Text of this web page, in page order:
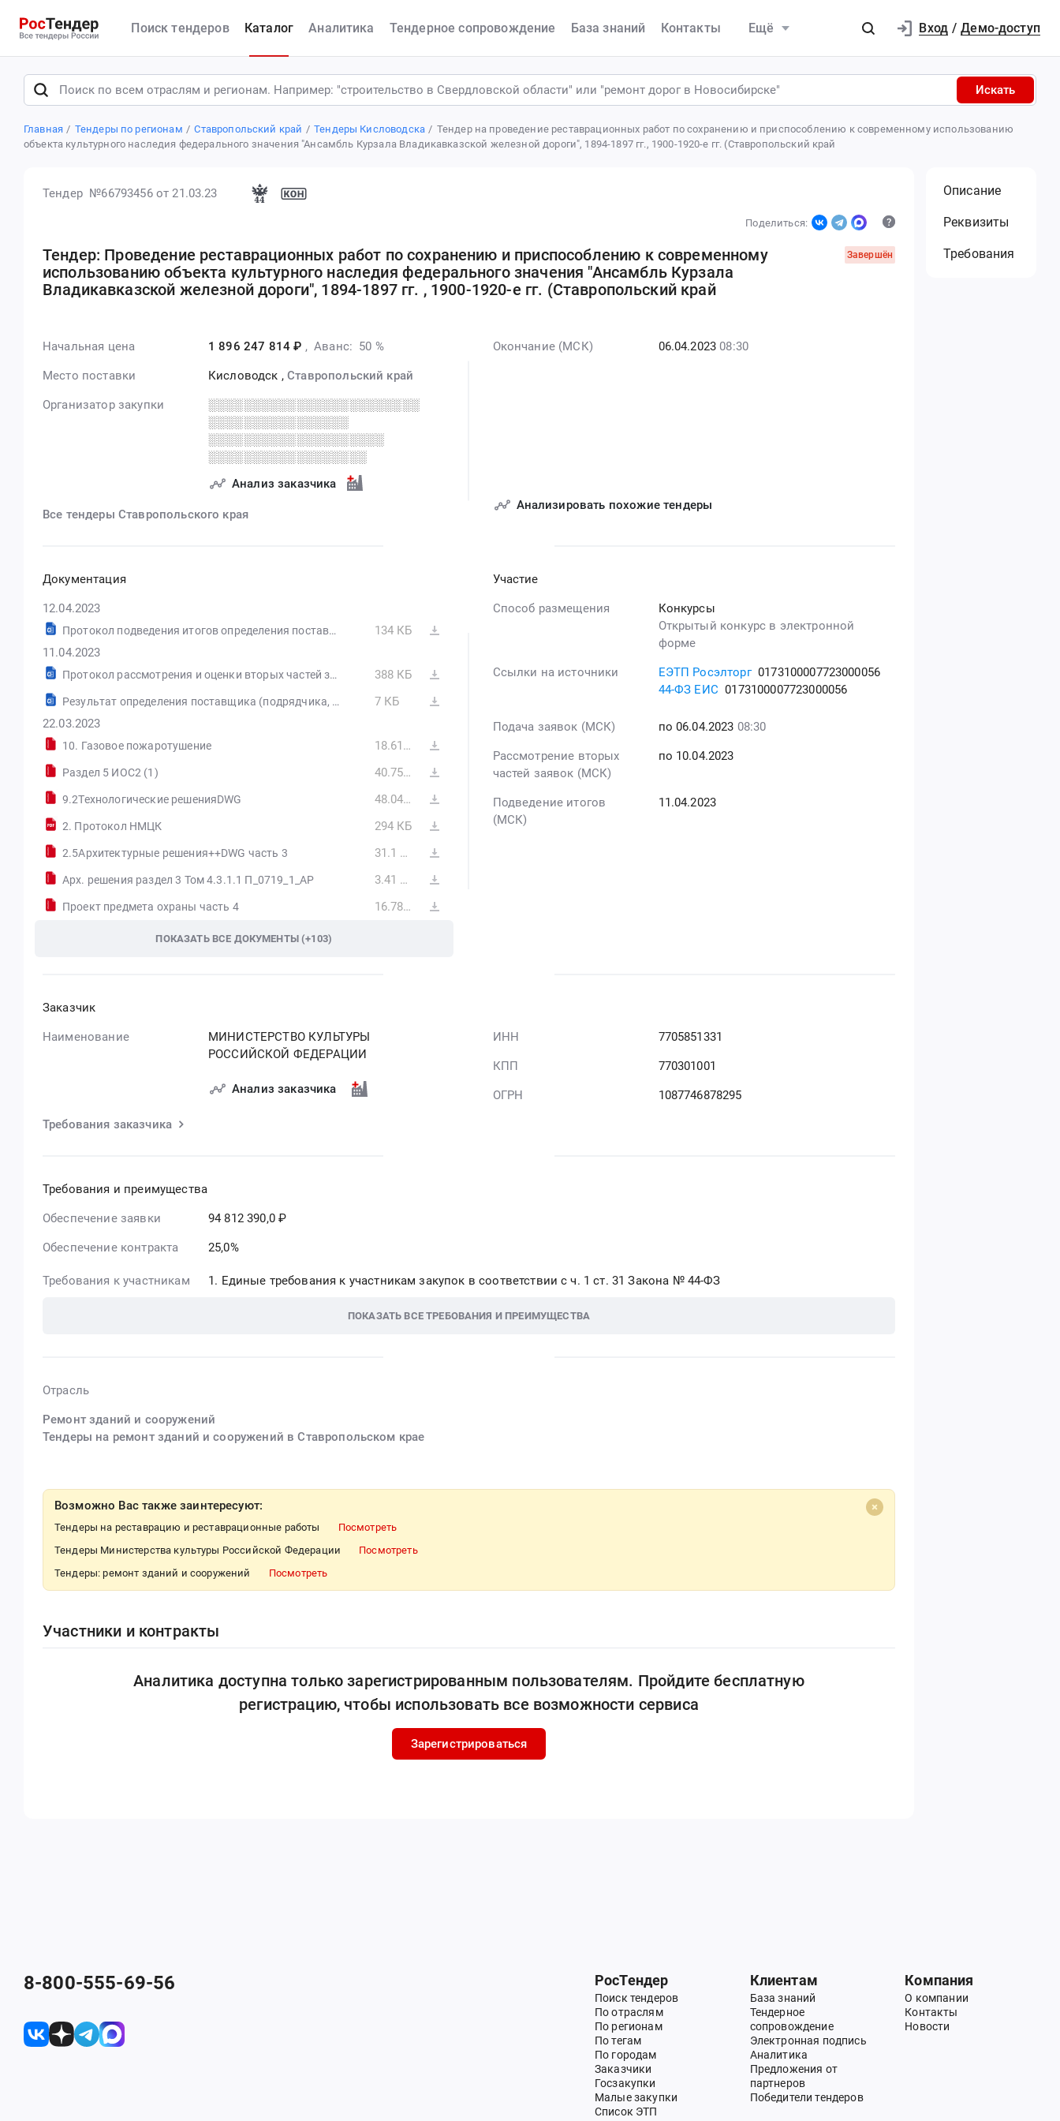
Поиск тендеров Каталог Аналитика Тендерное сопровождение База знаний Контакты Ещё Вход / Демо-доступ
Искать
Главная Тендеры по регионам Ставропольский край Тендеры Кисловодска
Тендер на проведение реставрационных работ по сохранению и приспособлению к современному использованию
объекта культурного наследия федерального значения "Ансамбль Курзала Владикавказской железной дороги", 1894-1897 гг., 1900-1920-е гг. (Ставропольский край
Тендер №66793456от 21.03.23
Поделиться:
Тендер: Проведение реставрационных работ по сохранению и приспособлению к современному
использованию объекта культурного наследия федерального значения "Ансамбль Курзала
Владикавказской железной дороги", 1894-1897 гг. , 1900-1920-е гг. (Ставропольский край
Завершён
Начальная цена 1 896 247 814 ₽ , Аванс: 50 %
Место поставки Кисловодск ,Ставропольский край
Организатор закупки
░░░░░░░░░░░░░░░░░░░░░░░░
░░░░░░░░░░░░░░░░
░░░░░░░░░░░░░░░░░░░░
░░░░░░░░░░░░░░░░░░
Анализ заказчика
Все тендеры Ставропольского края
Окончание (МСК) 06.04.2023 08:30
Анализировать похожие тендеры
Документация
12.04.2023
Протокол подведения итогов определения поставщика (подрядчика, исполнителя) от 11.04.2023 №ИЭОК1
134 КБ
11.04.2023
Протокол рассмотрения и оценки вторых частей заявок на участие в открытом конкурсе в электронной форме от 10.04.2023 №ПРОII1 388 КБ
Результат определения поставщика (подрядчика, исполнителя), сформированный на основании размещенных протоколов
7 КБ
22.03.2023
10. Газовое пожаротушение 18.61 МБ
Раздел 5 ИОС2 (1) 40.75 МБ
9.2Технологические решенияDWG 48.04 МБ
2. Протокол НМЦК 294 КБ
2.5Архитектурные решения++DWG часть 3 31.1 МБ
Арх. решения раздел 3 Том 4.3.1.1 П_0719_1_АР 3.41 МБ
Проект предмета охраны часть 4 16.78 МБ
ПОКАЗАТЬ ВСЕ ДОКУМЕНТЫ (+103)
Участие
Способ размещения
Конкурсы
Открытый конкурс в электронной
форме
Ссылки на источники ЕЭТП Росэлторг 0173100007723000056
44-ФЗ ЕИС 0173100007723000056
Подача заявок (МСК) по 06.04.2023 08:30
Рассмотрение вторых
частей заявок (МСК)
по 10.04.2023
Подведение итогов
(МСК)
11.04.2023
Заказчик
Наименование
МИНИСТЕРСТВО КУЛЬТУРЫ
РОССИЙСКОЙ ФЕДЕРАЦИИ
Анализ заказчика
ИНН 7705851331
КПП 770301001
ОГРН 1087746878295
Требования заказчика
Требования и преимущества
Обеспечение заявки 94 812 390,0 ₽
Обеспечение контракта 25,0%
Требования к участникам Единые требования к участникам закупок в соответствии с ч. 1 ст. 31 Закона № 44-ФЗ
ПОКАЗАТЬ ВСЕ ТРЕБОВАНИЯ И ПРЕИМУЩЕСТВА
Отрасль
Ремонт зданий и сооружений
Тендеры на ремонт зданий и сооружений в Ставропольском крае
Возможно Вас также заинтересуют:
Тендеры на реставрацию и реставрационные работы
Посмотреть
Тендеры Министерства культуры Российской Федерации
Посмотреть
Тендеры: ремонт зданий и сооружений
Посмотреть
Участники и контракты
Аналитика доступна только зарегистрированным пользователям. Пройдите бесплатную
регистрацию, чтобы использовать все возможности сервиса
Зарегистрироваться
Описание
Реквизиты
Требования
8-800-555-69-56 РосТендер
Поиск тендеров
По отраслям
По регионам
По тегам
По городам
Заказчики
Госзакупки
Малые закупки
Список ЭТП
Клиентам
База знаний
Тендерное
сопровождение
Электронная подпись
Аналитика
Предложения от
партнеров
Победители тендеров
Компания
О компании
Контакты
Новости